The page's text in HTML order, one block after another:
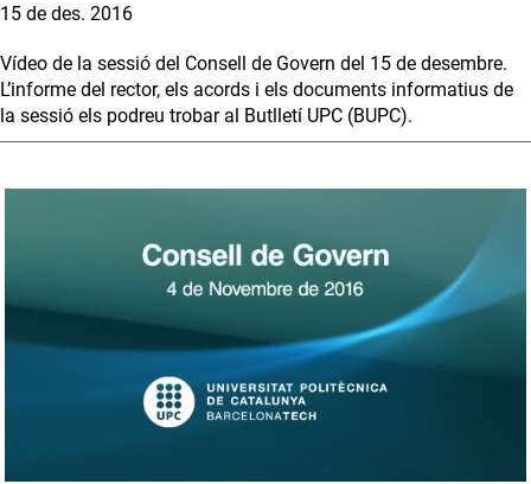
15 de des. 2016
Vídeo de la sessió del Consell de Govern del 15 de desembre.
L’informe del rector, els acords i els documents informatius de
la sessió els podreu trobar al Butlletí UPC (BUPC).